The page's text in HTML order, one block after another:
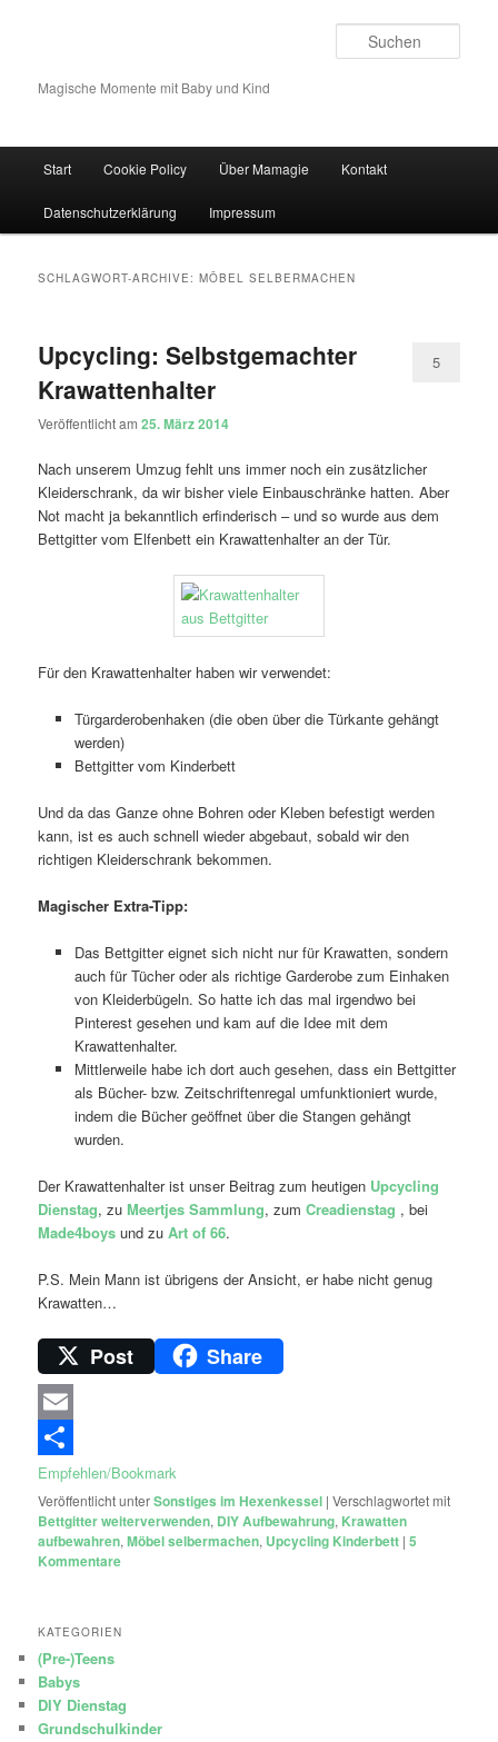
Magische Momente mit Baby und Kind
Zum Inhalt wechseln
Zum sekundären Inhalt wechseln
Start Cookie Policy Über Mamagie Kontakt
Datenschutzerklärung Impressum
SCHLAGWORT-ARCHIVE:MÖBEL SELBERMACHEN
Upcycling: Selbstgemachter
Krawattenhalter
Veröffentlicht am25. März 2014
5
Nach unserem Umzug fehlt uns immer noch ein zusätzlicher
Kleiderschrank, da wir bisher viele Einbauschränke hatten. Aber
Not macht ja bekanntlich erfinderisch – und so wurde aus dem
Bettgitter vom Elfenbett ein Krawattenhalter an der Tür.
Für den Krawattenhalter haben wir verwendet:
Türgarderobenhaken (die oben über die Türkante gehängt
werden)
Bettgitter vom Kinderbett
Und da das Ganze ohne Bohren oder Kleben befestigt werden
kann, ist es auch schnell wieder abgebaut, sobald wir den
richtigen Kleiderschrank bekommen.
Magischer Extra-Tipp:
Das Bettgitter eignet sich nicht nur für Krawatten, sondern
auch für Tücher oder als richtige Garderobe zum Einhaken
von Kleiderbügeln. So hatte ich das mal irgendwo bei
Pinterest gesehen und kam auf die Idee mit dem
Krawattenhalter.
Mittlerweile habe ich dort auch gesehen, dass ein Bettgitter
als Bücher- bzw. Zeitschriftenregal umfunktioniert wurde,
indem die Bücher geöffnet über die Stangen gehängt
wurden.
Der Krawattenhalter ist unser Beitrag zum heutigen Upcycling
Dienstag, zu Meertjes Sammlung, zumCreadienstag , bei
Made4boys und zuArt of 66.
P.S. Mein Mann ist übrigens der Ansicht, er habe nicht genug
Krawatten…
Post Share
Email
Empfehlen/Bookmark
Veröffentlicht unterSonstiges im Hexenkessel |Verschlagwortet mit
Bettgitter weiterverwenden, DIY Aufbewahrung, Krawatten
aufbewahren,Möbel selbermachen, Upcycling Kinderbett |5
Kommentare
KATEGORIEN
(Pre-)Teens
Babys
DIY Dienstag
Grundschulkinder